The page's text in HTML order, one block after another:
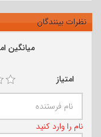
نظرات بینندگان
میانگین
امتیاز
نام را وارد کنید